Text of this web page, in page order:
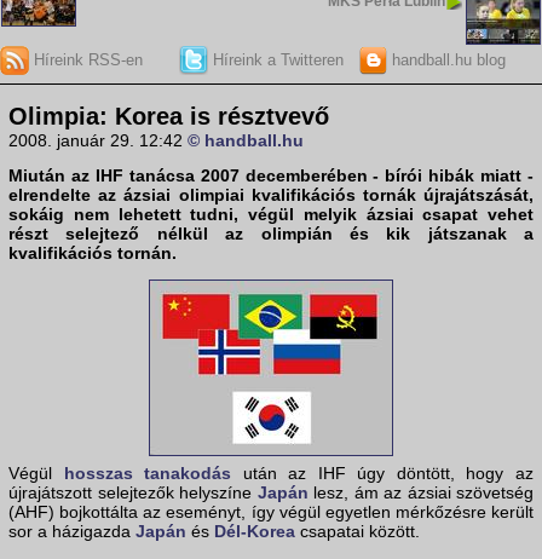
Híreink RSS-en Híreink a Twitteren handball.hu blog
Olimpia: Korea is résztvevő
2008. január 29. 12:42 © handball.hu
Miután az IHF tanácsa 2007 decemberében - bírói hibák miatt -
elrendelte az ázsiai olimpiai kvalifikációs tornák újrajátszását,
sokáig nem lehetett tudni, végül melyik ázsiai csapat vehet
részt selejtező nélkül az olimpián és kik játszanak a
kvalifikációs tornán.
Végül hosszas tanakodás után az IHF úgy döntött, hogy az
újrajátszott selejtezők helyszíne Japán lesz, ám az ázsiai szövetség
(AHF) bojkottálta az eseményt, így végül egyetlen mérkőzésre került
sor a házigazda Japán és Dél-Korea csapatai között.